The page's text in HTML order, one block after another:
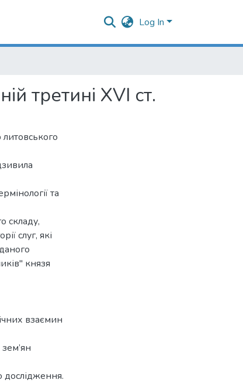
Log In
третині XVI ст.
литовського
та
складу,
слуг, які
князя
взаємин
дослідження.